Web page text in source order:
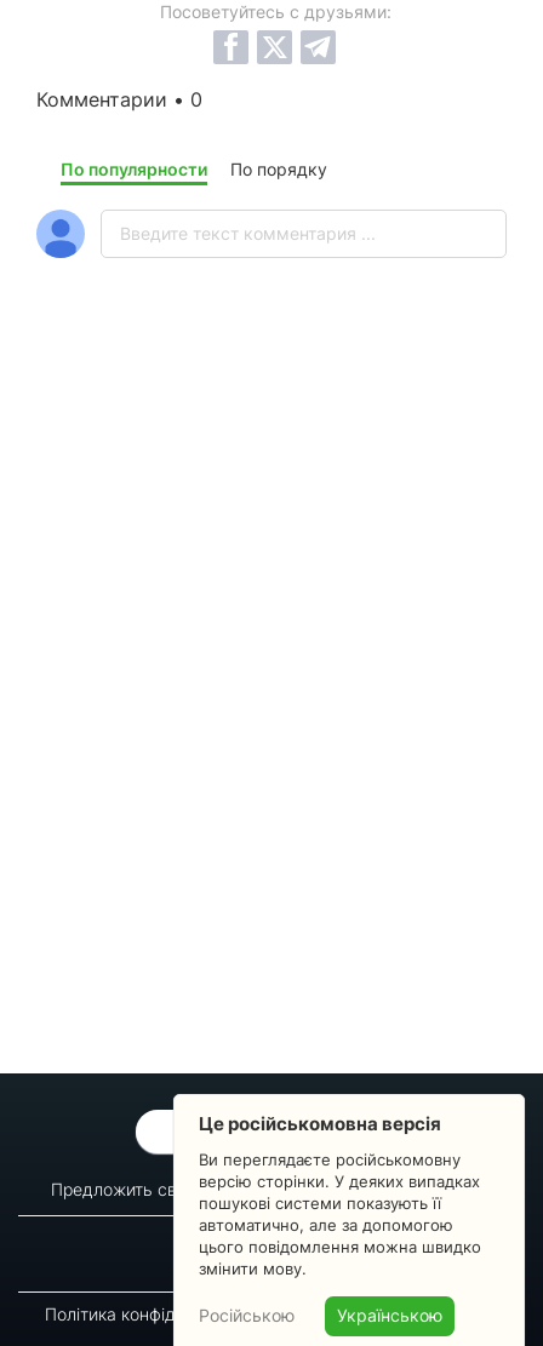
Посоветуйтесь с друзьями:
Комментарии • 0
По популярности По порядку
ОБРАТНАЯ СВЯЗЬ
Предложить свой вопрос Статистика изменений
О сервисе
Преподавателям
Новости
Пульс страны
Політика конфіденційності Угода підписника
Це російськомовна версія
Ви переглядаєте російськомовну
версію сторінки. У деяких випадках
пошукові системи показують її
автоматично, але за допомогою
цього повідомлення можна швидко
змінити мову.
Російською Українською